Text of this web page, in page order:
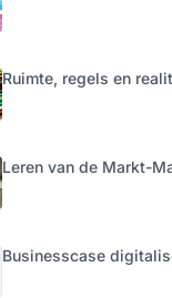
Ruimte, regels en
Leren van de Markt-
Businesscase